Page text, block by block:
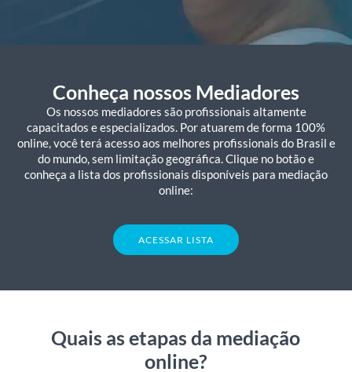
solução rápida, eficaz e
econômica para
resolver conflitos
REGULAMENTO DA CÂMARA
Conheça nossos Mediadores
Os nossos mediadores são profissionais altamente
capacitados e especializados. Por atuarem de forma 100%
online, você terá acesso aos melhores profissionais do Brasil e
do mundo, sem limitação geográfica. Clique no botão e
conheça a lista dos profissionais disponíveis para mediação
online:
ACESSAR LISTA
Quais as etapas da mediação
online?